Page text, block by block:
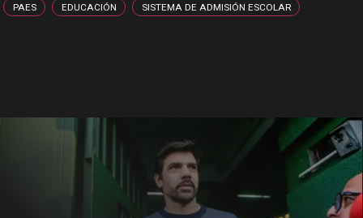
PAES EDUCACIÓN SISTEMA DE ADMISIÓN ESCOLAR